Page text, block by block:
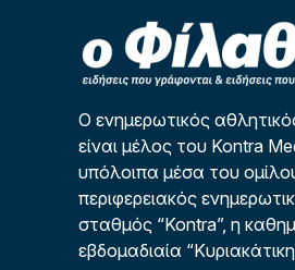
Ο ενημερωτικός
είναι μέλος του Kontra
υπόλοιπα μέσα του
περιφερειακός
σταθμός “Kontra”, η
εβδομαδιαία